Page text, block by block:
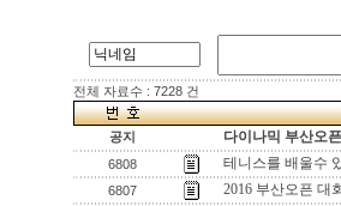
전체 자료수 : 7228 건
공지 다이나믹 부산오
6808 테니스를 배울수
6807 2016 부산오픈 대